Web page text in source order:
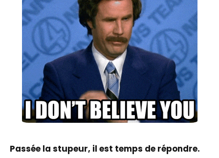
Passée la stupeur, il est temps de répondre.